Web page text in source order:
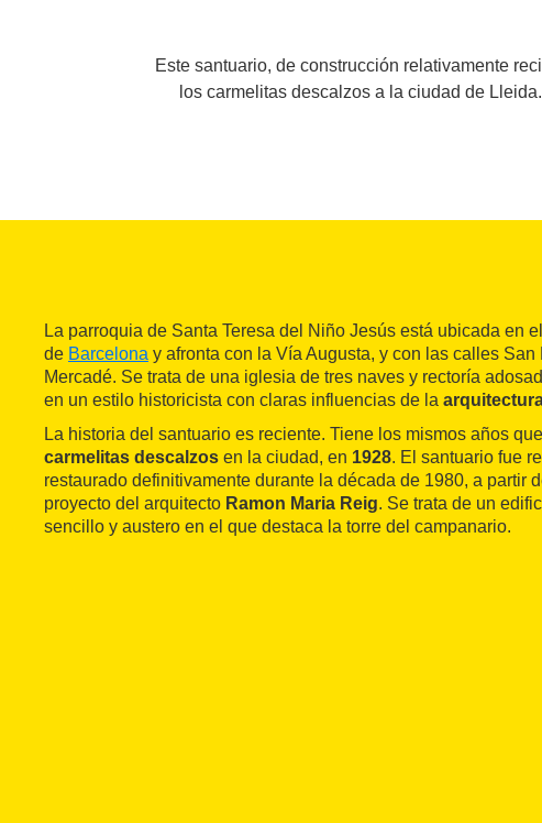
Este santuario, de construcción relativamente
los carmelitas descalzos a la ciudad de
La parroquia de Santa Teresa del Niño Jesús está ubicada en
de Barcelona y afronta con la Vía Augusta, y con las calles San
Mercadé. Se trata de una iglesia de tres naves y rectoría
en un estilo historicista con claras influencias de la
La historia del santuario es reciente. Tiene los mismos años
carmelitas descalzos en la ciudad, en 1928. El santuario fue
restaurado definitivamente durante la década de 1980, a partir
proyecto del arquitecto Ramon Maria Reig. Se trata de un
sencillo y austero en el que destaca la torre del campanario.